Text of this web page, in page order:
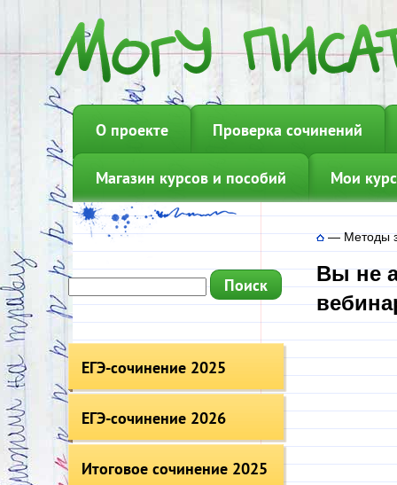
О проекте Проверка сочинений
Магазин курсов и пособий Мои
ЕГЭ-сочинение 2025
ЕГЭ-сочинение 2026
Итоговое сочинение 2025
—Методы
Вы не